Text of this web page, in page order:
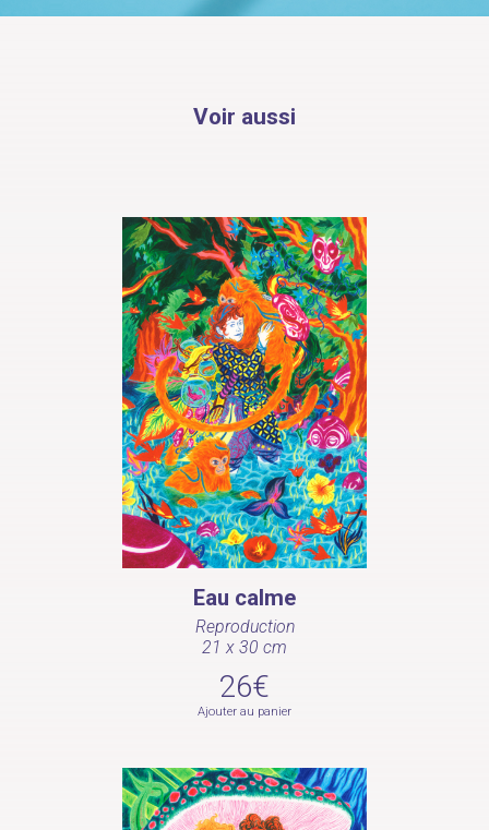
Voir aussi
Eau calme
Reproduction
21 x 30 cm
26€
Ajouter au panier